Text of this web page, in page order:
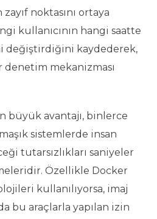
noktasını ortaya
kullanıcının hangi saatte
değiştirdiğini kaydederek,
mekanizması
büyük avantajı, binlerce
sistemlerde insan
tutarsızlıkları saniyeler
Özellikle Docker
kullanılıyorsa, imaj
bu araçlarla yapılan izin